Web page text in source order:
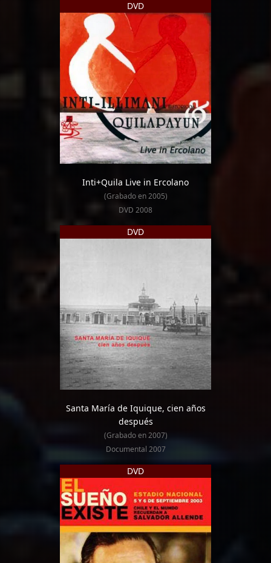
DVD
Inti+Quila Live in Ercolano
(Grabado en 2005)
DVD 2008
DVD
Santa María de Iquique, cien años
después
(Grabado en 2007)
Documental 2007
DVD